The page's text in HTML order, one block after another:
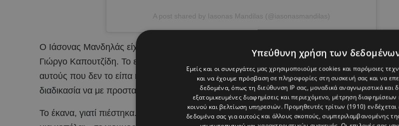
A post shared by Iasonas Mandilas (@iasonasmandilas)
Ο Ιάσονας Μανδηλάς είχε εξομολογηθεί: «Πήρα δύναμη από τον Φώτη Σεργουλόπουλο και
Γιώργο Καπουτζίδη. Το είχαμε συζητήσει με την εταιρεία, γιατί ξέραμε ότι κάποια στιγμή θα
αυτούς που δεν το είπα ήταν στους γονείς μου, γιατί δεν ήθελα να με επηρεάσουν ή να
διαδικασία να με προστατεύσουν.
Το έκανα, γιατί πιέστηκα. Το προηγούμενο καλοκαίρι είχα απαντήσει σε μια ερώτηση «τι
Υπεύθυνη χρήση των
Εμείς και οι συνεργάτες μας χρησιμοποιούμε cookies και παρόμοιες
και να έχουμε πρόσβαση σε πληροφορίες στη συσκευή σας και να
δεδομένα, όπως τη διεύθυνση IP σας, μοναδικά αναγνωριστικά και
εξατομικευμένες διαφημίσεις και περιεχόμενο, μέτρηση
κοινού και βελτίωση υπηρεσιών. Προμηθευτές τρίτων (1910)
δεδομένα σας για αυτούς και άλλους σκοπούς, συμπεριλαμβανομένης